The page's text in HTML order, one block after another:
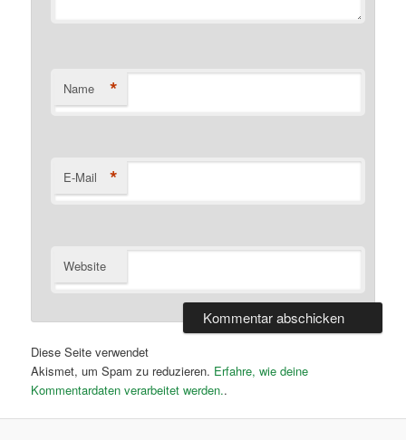
Name *
E-Mail *
Website
Diese Seite verwendet
Akismet, um Spam zu reduzieren. Erfahre, wie deine
Kommentardaten verarbeitet werden..